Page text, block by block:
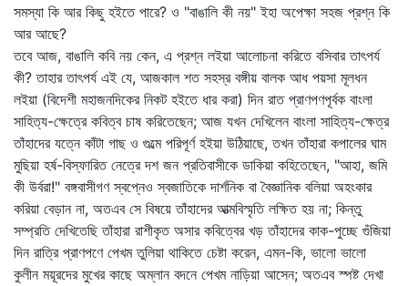
সমস্যা কি আর কিছু হইতে পারে? ও "বাঙালি কী নয়" ইহা অপেক্ষা সহজ প্রশ্ন কি
আর আছে?
তবে আজ, বাঙালি কবি নয় কেন, এ প্রশ্ন লইয়া আলোচনা করিতে বসিবার তাৎপর্য
কী? তাহার তাৎপর্য এই যে, আজকাল শত সহস্র বঙ্গীয় বালক আধ পয়সা মূলধন
লইয়া (বিদেশী মহাজনদিকের নিকট হইতে ধার করা) দিন রাত প্রাণপণপূর্বক বাংলা
সাহিত্য-ক্ষেত্রে কবিত্ব চাষ করিতেছেন; আজ যখন দেখিলেন বাংলা সাহিত্য-ক্ষেত্র
তাঁহাদের যত্নে কাঁটা গাছ ও গুল্মে পরিপূর্ণ হইয়া উঠিয়াছে, তখন তাঁহারা কপালের ঘাম
মুছিয়া হর্ষ-বিস্ফারিত নেত্রে দশ জন প্রতিবাসীকে ডাকিয়া কহিতেছেন, "আহা, জমি
কী উর্বরা!" বঙ্গবাসীগণ স্বপ্নেও স্বজাতিকে দার্শনিক বা বৈজ্ঞানিক বলিয়া অহংকার
করিয়া বেড়ান না, অতএব সে বিষয়ে তাঁহাদের আত্মবিস্মৃতি লক্ষিত হয় না; কিন্তু
সম্প্রতি দেখিতেছি তাঁহারা রাশীকৃত অসার কবিত্বের খড় তাঁহাদের কাক-পুচ্ছে গুঁজিয়া
দিন রাত্রি প্রাণপণে পেখম তুলিয়া থাকিতে চেষ্টা করেন, এমন-কি, ভালো ভালো
কুলীন ময়ূরদের মুখের কাছে অম্লান বদনে পেখম নাড়িয়া আসেন; অতএব স্পষ্ট দেখা